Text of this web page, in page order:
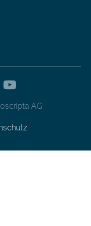
AG